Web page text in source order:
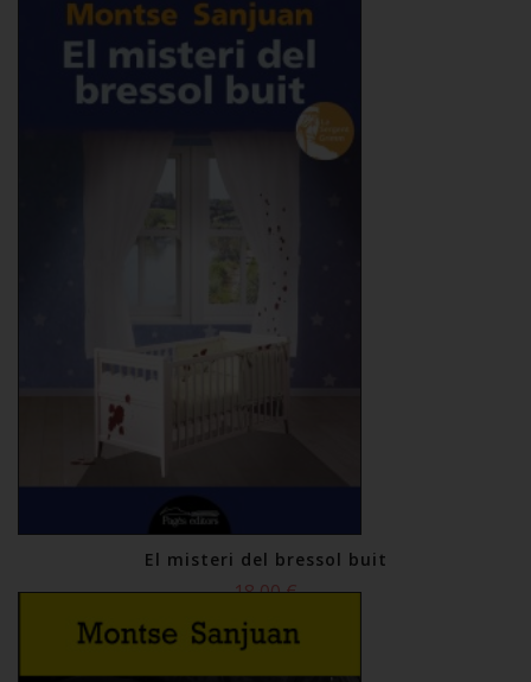
El misteri del bressol buit
18,00 €
Comprar